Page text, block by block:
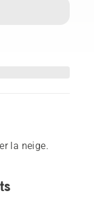
la neige.